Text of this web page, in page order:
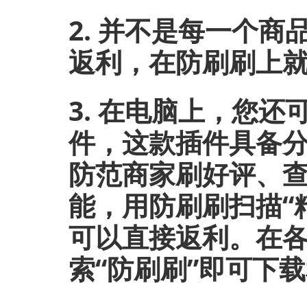
2. 并不是每一个商
返利，在防刷刷上
3. 在电脑上，您还
件，这款插件具备
防范商家刷好评、
能，用防刷刷扫描
可以直接返利。在
索“防刷刷”即可下